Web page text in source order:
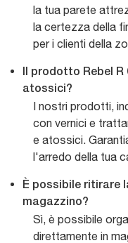
la tua parete
la certezza della
per i clienti della
Il prodotto Rebel
atossici?
I nostri prodotti,
con vernici e
e atossici.
l'arredo della tua
È possibile ritirare
magazzino?
Sì, è possibile
direttamente in